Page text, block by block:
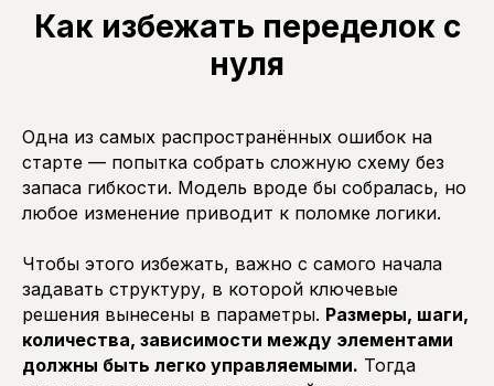
Как избежать переделок с
нуля
Одна из самых распространённых ошибок на
старте — попытка собрать сложную схему без
запаса гибкости. Модель вроде бы собралась, но
любое изменение приводит к поломке логики.
Чтобы этого избежать, важно с самого начала
задавать структуру, в которой ключевые
решения вынесены в параметры. Размеры, шаги,
количества, зависимости между элементами
должны быть легко управляемыми. Тогда